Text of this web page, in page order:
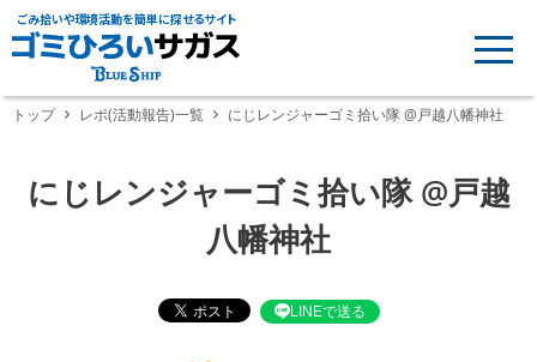
ごみ拾いや環境活動を簡単に探せるサイト
トップ レポ(活動報告)一覧 にじレンジャーゴミ拾い隊 @戸越八幡神社
にじレンジャーゴミ拾い隊 @戸越
八幡神社
LINEで送る